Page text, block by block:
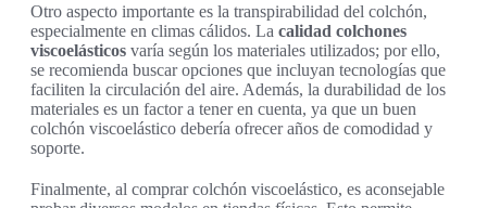
Otro aspecto importante es la transpirabilidad del colchón,
especialmente en climas cálidos. La calidad colchones
viscoelásticos varía según los materiales utilizados; por ello,
se recomienda buscar opciones que incluyan tecnologías que
faciliten la circulación del aire. Además, la durabilidad de los
materiales es un factor a tener en cuenta, ya que un buen
colchón viscoelástico debería ofrecer años de comodidad y
soporte.
Finalmente, al comprar colchón viscoelástico, es aconsejable